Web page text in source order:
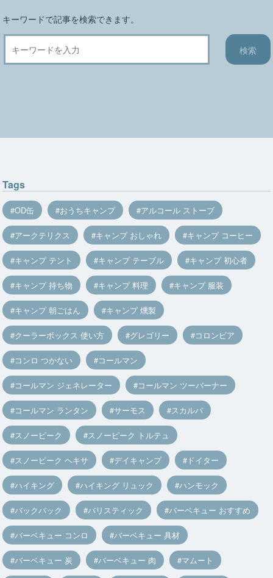
キーワードで記事を検索できます。
Tags
OD缶 おうちキャンプ アルコール ストーブ
アークテリクス キャンプ おしゃれ キャンプ コーヒー
キャンプ テント キャンプ テーブル キャンプ 初心者
キャンプ 持ち物 キャンプ 料理 キャンプ 服装
キャンプ 朝ごはん キャンプ 燻製
クーラーボックス 使い方 グレゴリー コロンビア
コンロ つかない コールマン
コールマン ジェネレーター コールマン ツーバーナー
コールマン ランタン サーモス スカルパ
スノーピーク スノーピーク トルテュ
スノーピーク ヘキサ デイキャンプ ドイター
ハイキング ハイキング リュック ハンモック
バックパック バリスティック バーベキュー おすすめ
バーベキュー コンロ バーベキュー 具材
バーベキュー 炭 バーベキュー 肉 マムート